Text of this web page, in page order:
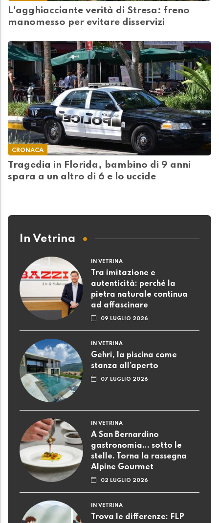
L'agghiacciante verità di Stresa: freno
manomesso per evitare disservizi
CRONACA
Tragedia in Florida, bambino di 9 anni
spara a un altro di 6 e lo uccide
In Vetrina
IN VETRINA
Tra imitazione e
autenticità: perché la
pietra naturale continua
ad affascinare
09 LUGLIO 2026
IN VETRINA
Gehri, la piscina come
stanza all’aperto
07 LUGLIO 2026
IN VETRINA
A San Bernardino
gastronomia... sotto le
stelle. Torna la rassegna
Alpine Gourmet
02 LUGLIO 2026
IN VETRINA
Trova le differenze: FLP